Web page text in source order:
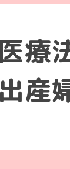
医療
産